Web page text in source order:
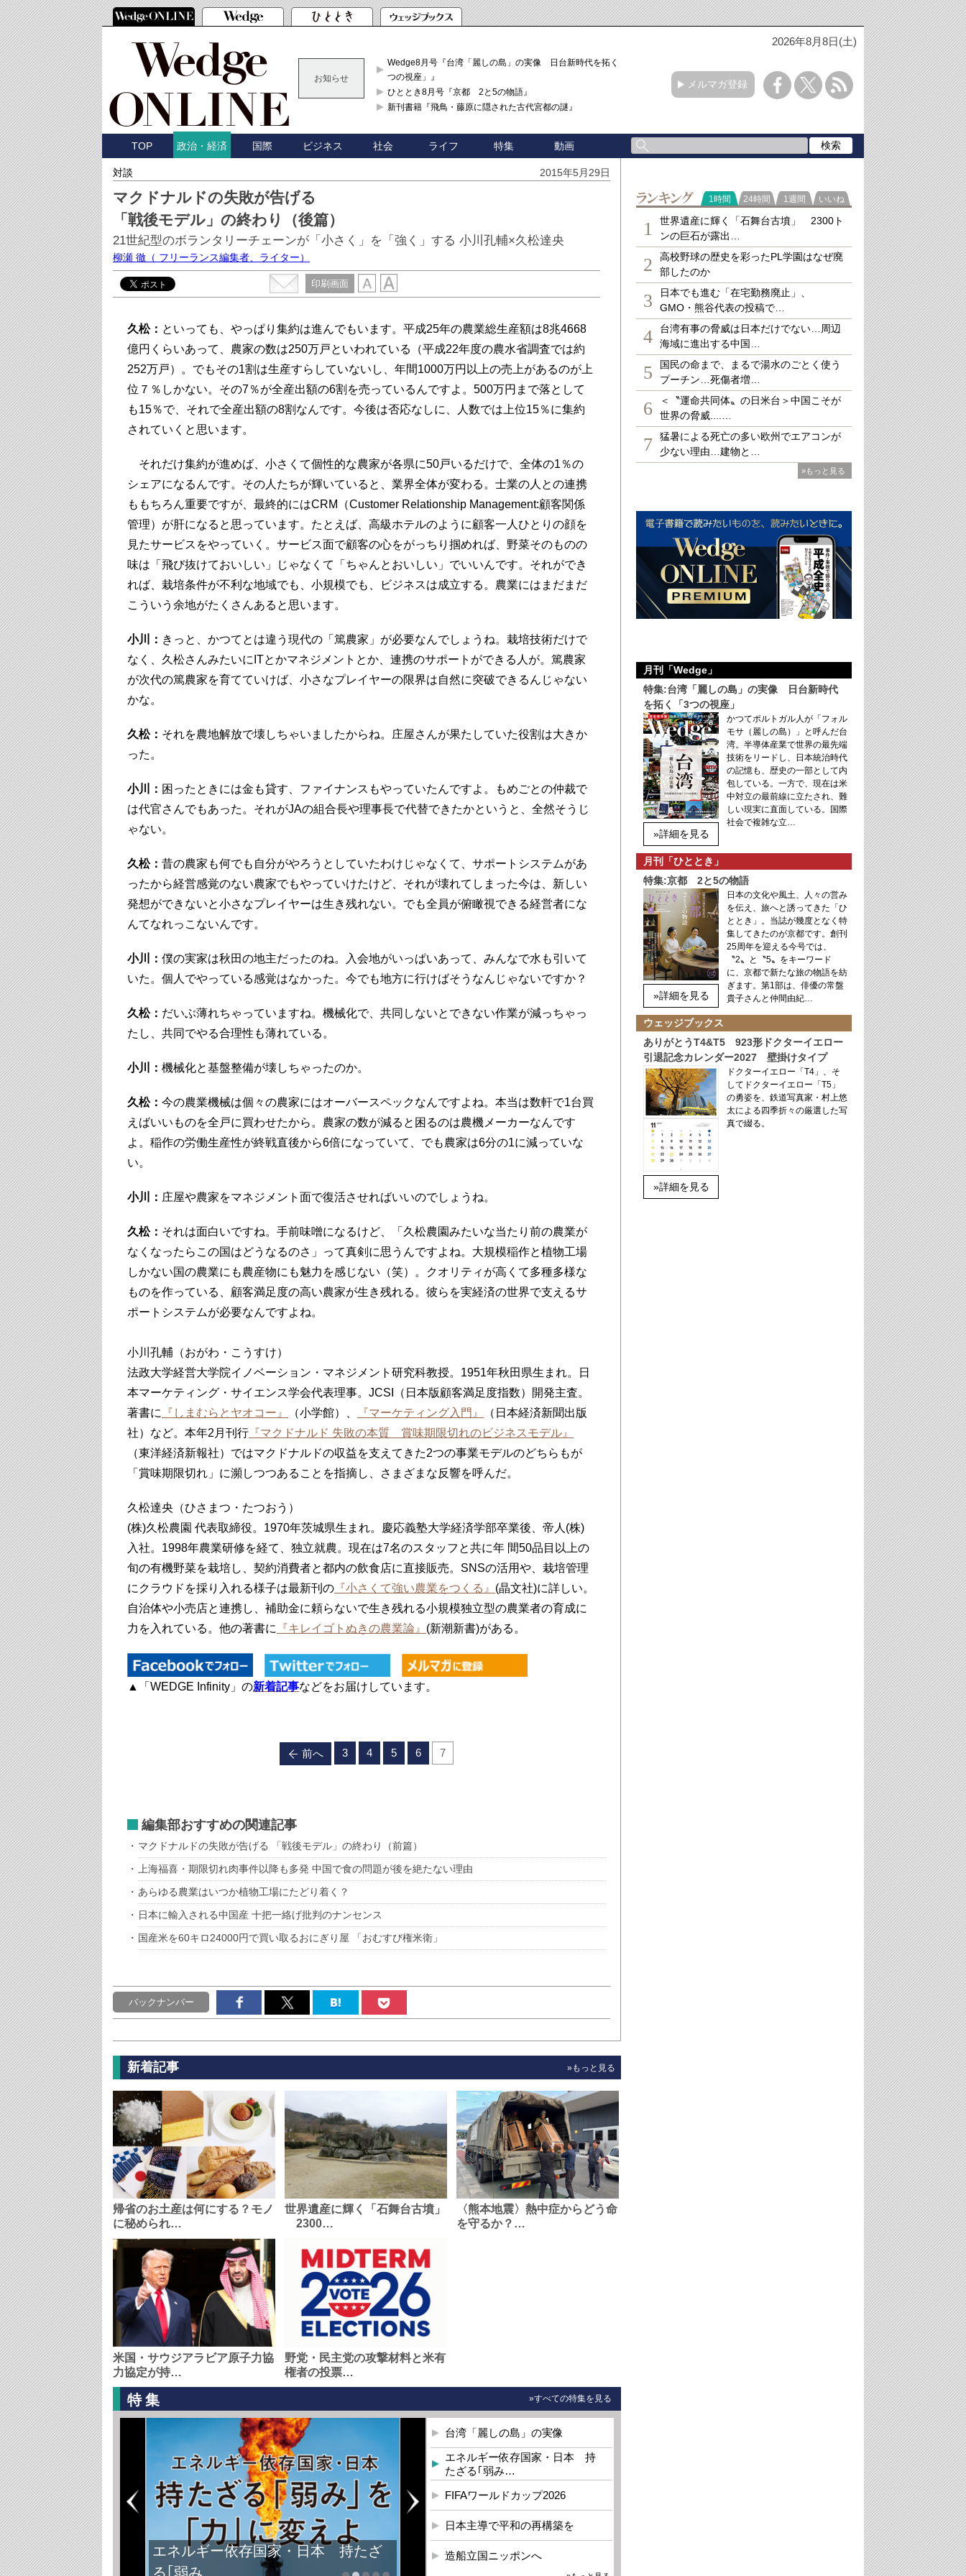
2026年8月8日(土)
お知らせ
Wedge8月号『台湾「麗しの島」の実像 日台新時代を拓く「3
つの視座」』
ひととき8月号『京都 2と5の物語』
新刊書籍『飛鳥・藤原に隠された古代宮都の謎』
メルマガ登録
TOP 政治・経済 国際 ビジネス 社会 ライフ 特集 動画
対談 2015年5月29日
マクドナルドの失敗が告げる
「戦後モデル」の終わり（後篇）
21世紀型のボランタリーチェーンが「小さく」を「強く」する 小川孔輔×久松達央
柳瀬 徹 （ フリーランス編集者、ライター）
印刷画面
久松： といっても、やっぱり集約は進んでもいます。平成25年の農業総生産額は8兆4668
億円くらいあって、農家の数は250万戸といわれている（平成22年度の農水省調査では約
252万戸）。でもその1割は生産すらしていないし、年間1000万円以上の売上があるのが上
位７％しかない。その7％が全産出額の6割を売っているんですよ。500万円まで落として
も15％で、それで全産出額の8割なんです。今後は否応なしに、人数では上位15％に集約
されていくと思います。
それだけ集約が進めば、小さくて個性的な農家が各県に50戸いるだけで、全体の1％の
シェアになるんです。その人たちが輝いていると、業界全体が変わる。士業の人との連携
ももちろん重要ですが、最終的にはCRM（Customer Relationship Management:顧客関係
管理）が肝になると思っています。たとえば、高級ホテルのように顧客一人ひとりの顔を
見たサービスをやっていく。サービス面で顧客の心をがっちり掴めれば、野菜そのものの
味は「飛び抜けておいしい」じゃなくて「ちゃんとおいしい」でいいんです。それができ
れば、栽培条件が不利な地域でも、小規模でも、ビジネスは成立する。農業にはまだまだ
こういう余地がたくさんあると思います。
小川： きっと、かつてとは違う現代の「篤農家」が必要なんでしょうね。栽培技術だけで
なく、久松さんみたいにITとかマネジメントとか、連携のサポートができる人が。篤農家
が次代の篤農家を育てていけば、小さなプレイヤーの限界は自然に突破できるんじゃない
かな。
久松： それを農地解放で壊しちゃいましたからね。庄屋さんが果たしていた役割は大きか
った。
小川： 困ったときには金も貸す、ファイナンスもやっていたんですよ。もめごとの仲裁で
は代官さんでもあった。それがJAの組合長や理事長で代替できたかというと、全然そうじ
ゃない。
久松： 昔の農家も何でも自分がやろうとしていたわけじゃなくて、サポートシステムがあ
ったから経営感覚のない農家でもやっていけたけど、それが壊れてしまった今は、新しい
発想ができないと小さなプレイヤーは生き残れない。でも全員が俯瞰視できる経営者にな
んてなれっこないんです。
小川： 僕の実家は秋田の地主だったのね。入会地がいっぱいあって、みんなで水も引いて
いた。個人でやっている感覚はなかった。今でも地方に行けばそうなんじゃないですか？
久松： だいぶ薄れちゃっていますね。機械化で、共同しないとできない作業が減っちゃっ
たし、共同でやる合理性も薄れている。
小川： 機械化と基盤整備が壊しちゃったのか。
久松： 今の農業機械は個々の農家にはオーバースペックなんですよね。本当は数軒で1台買
えばいいものを全戸に買わせたから。農家の数が減ると困るのは農機メーカーなんです
よ。稲作の労働生産性が終戦直後から6倍になっていて、でも農家は6分の1に減っていな
い。
小川： 庄屋や農家をマネジメント面で復活させればいいのでしょうね。
久松： それは面白いですね。手前味噌になるけど、「久松農園みたいな当たり前の農業が
なくなったらこの国はどうなるのさ」って真剣に思うんですよね。大規模稲作と植物工場
しかない国の農業にも農産物にも魅力を感じない（笑）。クオリティが高くて多種多様な
ものを作っている、顧客満足度の高い農家が生き残れる。彼らを実経済の世界で支えるサ
ポートシステムが必要なんですよね。
小川孔輔（おがわ・こうすけ）
法政大学経営大学院イノベーション・マネジメント研究科教授。1951年秋田県生まれ。日
本マーケティング・サイエンス学会代表理事。JCSI（日本版顧客満足度指数）開発主査。
著書に
『しまむらとヤオコー』 （小学館）、 『マーケティング入門』
（日本経済新聞出版
社）など。本年2月刊行 『マクドナルド 失敗の本質 賞味期限切れのビジネスモデル』
（東洋経済新報社）ではマクドナルドの収益を支えてきた2つの事業モデルのどちらもが
「賞味期限切れ」に瀕しつつあることを指摘し、さまざまな反響を呼んだ。
久松達央（ひさまつ・たつおう）
(株)久松農園 代表取締役。1970年茨城県生まれ。慶応義塾大学経済学部卒業後、帝人(株)
入社。1998年農業研修を経て、独立就農。現在は7名のスタッフと共に年 間50品目以上の
旬の有機野菜を栽培し、契約消費者と都内の飲食店に直接販売。SNSの活用や、栽培管理
にクラウドを採り入れる様子は最新刊の 『小さくて強い農業をつくる』 (晶文社)に詳しい。
自治体や小売店と連携し、補助金に頼らないで生き残れる小規模独立型の農業者の育成に
力を入れている。他の著書に
『キレイゴトぬきの農業論』 (新潮新書)がある。
▲「WEDGE Infinity」の新着記事などをお届けしています。
前へ 3 4 5 6 7
編集部おすすめの関連記事
マクドナルドの失敗が告げる 「戦後モデル」の終わり（前篇）
上海福喜・期限切れ肉事件以降も多発 中国で食の問題が後を絶たない理由
あらゆる農業はいつか植物工場にたどり着く？
日本に輸入される中国産 十把一絡げ批判のナンセンス
国産米を60キロ24000円で買い取るおにぎり屋 「おむすび権米衛」
バックナンバー
新着記事 »もっと見る
帰省のお土産は何にする？モノ
に秘められ…
世界遺産に輝く「石舞台古墳」
2300…
〈熊本地震〉熱中症からどう命
を守るか？…
米国・サウジアラビア原子力協
力協定が持…
野党・民主党の攻撃材料と米有
権者の投票…
特集 »すべての特集を見る
エネルギー依存国家・日本 持たざ
る｢弱み…
台湾「麗しの島」の実像
エネルギー依存国家・日本 持
たざる｢弱み…
FIFAワールドカップ2026
日本主導で平和の再構築を
造船立国ニッポンへ
ランキング
1時間 24時間 1週間 いいね
1
世界遺産に輝く「石舞台古墳」 2300ト
ンの巨石が露出…
2
高校野球の歴史を彩ったPL学園はなぜ廃
部したのか
3
日本でも進む「在宅勤務廃止」、
GMO・熊谷代表の投稿で…
4
台湾有事の脅威は日本だけでない…周辺
海域に進出する中国…
5
国民の命まで、まるで湯水のごとく使う
プーチン…死傷者増…
6
＜〝運命共同体〟の日米台＞中国こそが
世界の脅威....…
7
猛暑による死亡の多い欧州でエアコンが
少ない理由…建物と…
»もっと見る
月刊「Wedge」
特集:台湾「麗しの島」の実像 日台新時代
を拓く「3つの視座」
»詳細を見る
かつてポルトガル人が「フォル
モサ（麗しの島）」と呼んだ台
湾。半導体産業で世界の最先端
技術をリードし、日本統治時代
の記憶も、歴史の一部として内
包している。一方で、現在は米
中対立の最前線に立たされ、難
しい現実に直面している。国際
社会で複雑な立…
月刊「ひととき」
特集:京都 2と5の物語
»詳細を見る
日本の文化や風土、人々の営み
を伝え、旅へと誘ってきた「ひ
ととき」。当誌が幾度となく特
集してきたのが京都です。創刊
25周年を迎える今号では、
〝2〟と〝5〟をキーワード
に、京都で新たな旅の物語を紡
ぎます。第1部は、俳優の常盤
貴子さんと仲間由紀…
ウェッジブックス
ありがとうT4&T5 923形ドクターイエロー
引退記念カレンダー2027 壁掛けタイプ
»詳細を見る
ドクターイエロー「T4」、そ
してドクターイエロー「T5」
の勇姿を、鉄道写真家・村上悠
太による四季折々の厳選した写
真で綴る。